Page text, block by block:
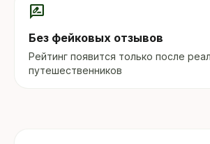
rate_review
Без фейковых отзывов
Рейтинг появится только после
путешественников